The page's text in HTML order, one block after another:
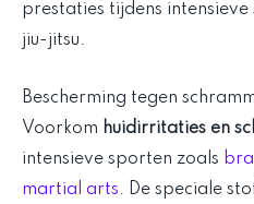
prestaties tijdens
jiu-jitsu.
Bescherming tegen
Voorkom huidirritaties en
intensieve sporten zoals
martial arts. De speciale